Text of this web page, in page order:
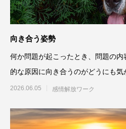
向き合う姿勢
何か問題が起こったとき、問題の
的な原因に向き合うのがどうにも気
すよね。今起
2026.06.05 感情解放ワーク